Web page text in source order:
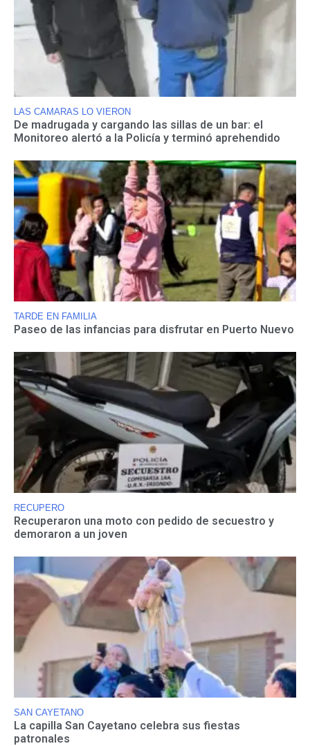
LAS CAMARAS LO VIERON
De madrugada y cargando las sillas de un bar: el
Monitoreo alertó a la Policía y terminó aprehendido
TARDE EN FAMILIA
Paseo de las infancias para disfrutar en Puerto Nuevo
RECUPERO
Recuperaron una moto con pedido de secuestro y
demoraron a un joven
SAN CAYETANO
La capilla San Cayetano celebra sus fiestas
patronales